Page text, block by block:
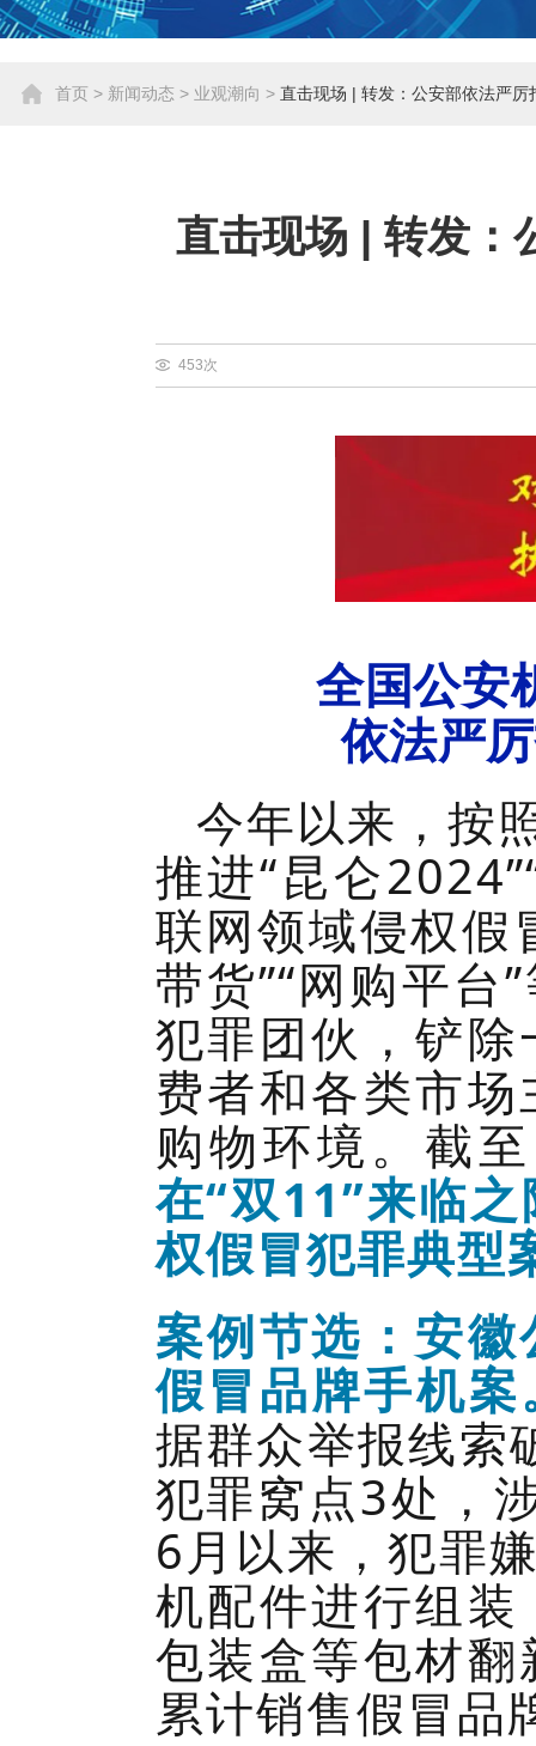
首页 > 新闻动态 > 业观潮向 > 直击现场 | 转发：公安部依法严
直击现场 | 转发：
453次
全国公安
依法严
今年以来，按
推进“昆仑
联网领域侵权假
带货”“网购平
犯罪团伙，铲
费者和各类市
购物环境。截
在“双11”来临
权假冒犯罪典型
案例节选：安
假冒品牌手机案
据群众举报线索
犯罪窝点3处，
6月以来，犯罪
机配件进行组
包装盒等包材
累计销售假冒品